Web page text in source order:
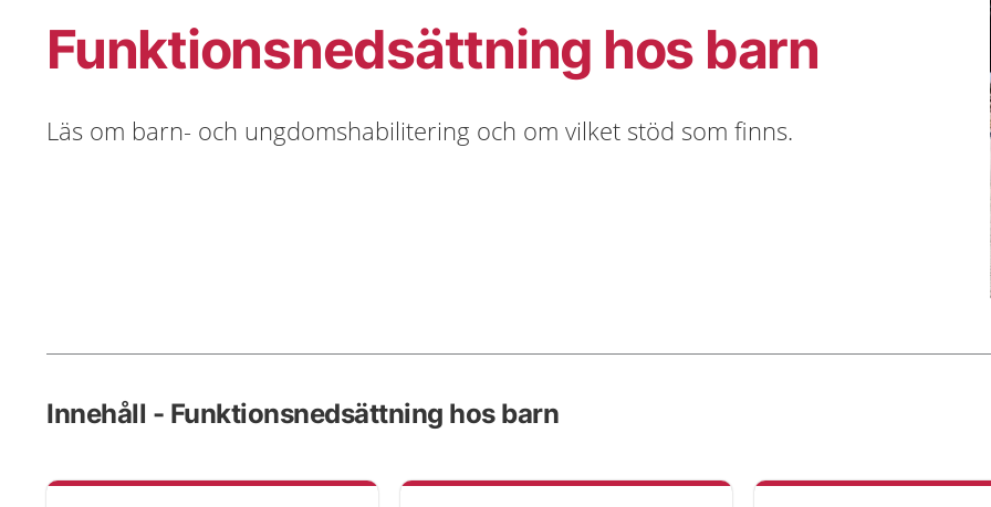
Funktionsnedsättning hos barn
Läs om barn- och ungdomshabilitering och om vilket stöd som finns.
Innehåll - Funktionsnedsättning hos barn